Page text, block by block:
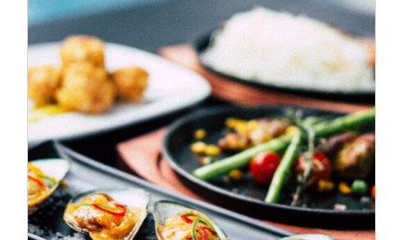
ADD TO CART / DÉTAILS